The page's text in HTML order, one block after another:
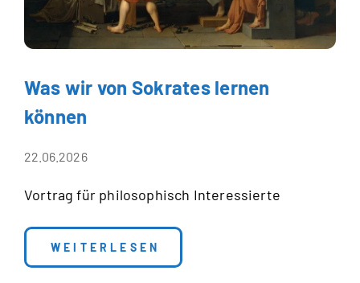
Was wir von Sokrates lernen
können
22.06.2026
Vortrag für philosophisch Interessierte
WEITERLESEN
: WAS WIR VON SOKRATES LERNEN